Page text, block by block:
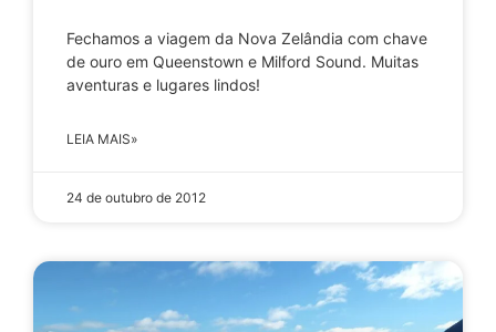
Fechamos a viagem da Nova Zelândia com chave
de ouro em Queenstown e Milford Sound. Muitas
aventuras e lugares lindos!
LEIA MAIS»
24 de outubro de 2012